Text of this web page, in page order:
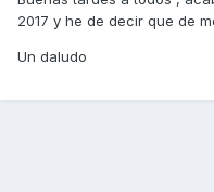
2017 y he de decir que de
Un daludo